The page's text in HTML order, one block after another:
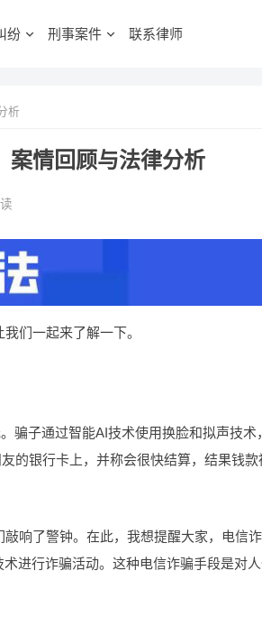
纷 刑事案件 联系律师
析
案情回顾与法律分析
们一起来了解一下。
骗子通过智能AI技术使用换脸和拟声技术
的银行卡上，并称会很快结算，结果钱款
响了警钟。在此，我想提醒大家，电信
进行诈骗活动。这种电信诈骗手段是对